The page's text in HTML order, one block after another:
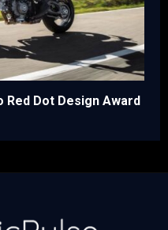
Red Dot Design Award